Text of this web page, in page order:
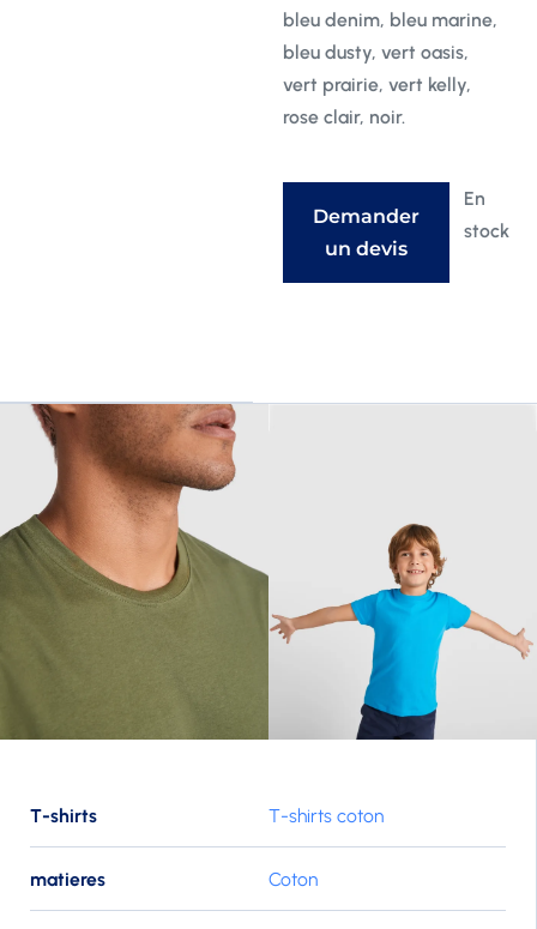
bleu denim, bleu marine,
bleu dusty, vert oasis,
vert prairie, vert kelly,
rose clair, noir.
Demander
un devis
En
stock
T-shirts T-shirts coton
matieres Coton